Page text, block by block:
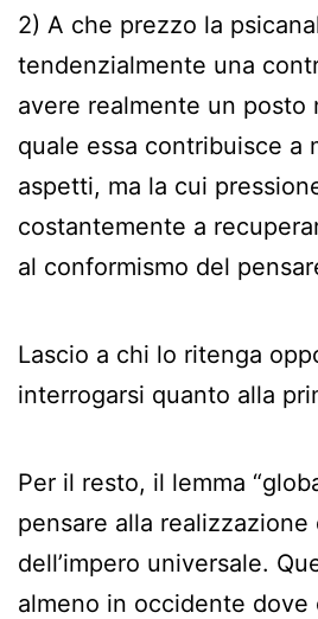
2) A che prezzo la
tendenzialmente una
avere realmente un posto
quale essa contribuisce a
aspetti, ma la cui
costantemente a
al conformismo del
Lascio a chi lo ritenga
interrogarsi quanto alla
Per il resto, il lemma
pensare alla realizzazione
dell’impero universale.
almeno in occidente dove